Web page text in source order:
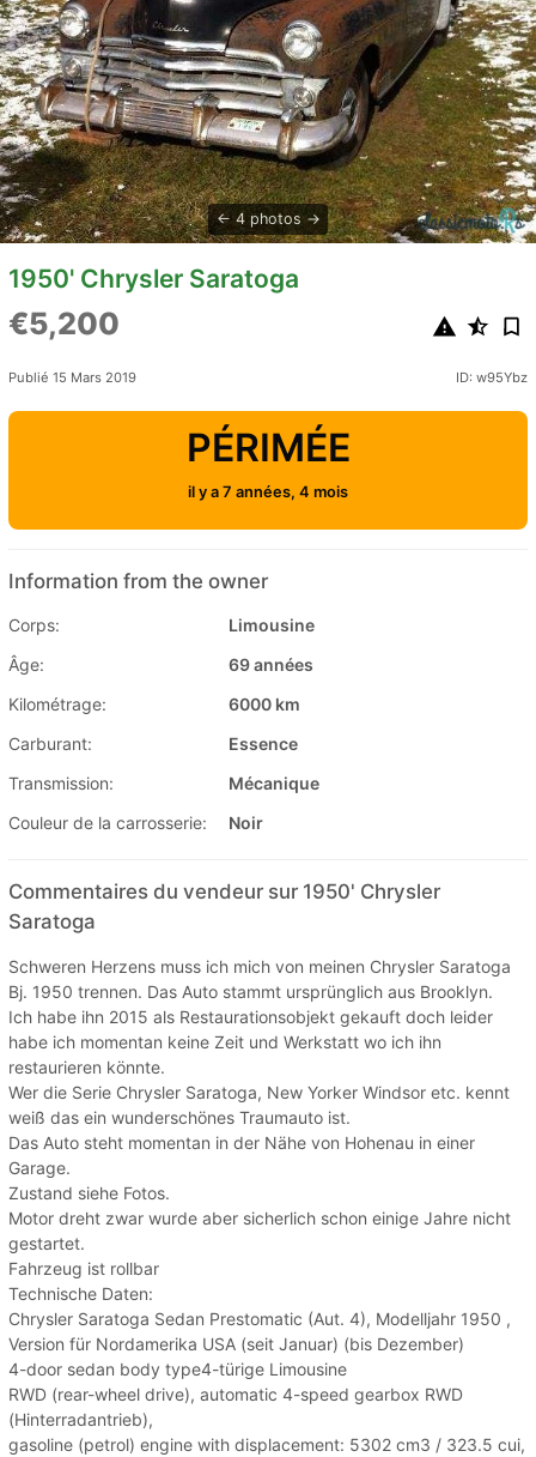
4 photos
1950' Chrysler Saratoga
€5,200
Publié 15 Mars 2019 ID: w95Ybz
PÉRIMÉE
il y a 7 années, 4 mois
Information from the owner
Corps:
Limousine
Âge:
69 années
Kilométrage:
6000 km
Carburant:
Essence
Transmission:
Mécanique
Couleur de la carrosserie:
Noir
Commentaires du vendeur sur 1950' Chrysler
Saratoga
Schweren Herzens muss ich mich von meinen Chrysler Saratoga
Bj. 1950 trennen. Das Auto stammt ursprünglich aus Brooklyn.
Ich habe ihn 2015 als Restaurationsobjekt gekauft doch leider
habe ich momentan keine Zeit und Werkstatt wo ich ihn
restaurieren könnte.
Wer die Serie Chrysler Saratoga, New Yorker Windsor etc. kennt
weiß das ein wunderschönes Traumauto ist.
Das Auto steht momentan in der Nähe von Hohenau in einer
Garage.
Zustand siehe Fotos.
Motor dreht zwar wurde aber sicherlich schon einige Jahre nicht
gestartet.
Fahrzeug ist rollbar
Technische Daten:
Chrysler Saratoga Sedan Prestomatic (Aut. 4), Modelljahr 1950 ,
Version für Nordamerika USA (seit Januar) (bis Dezember)
4-door sedan body type4-türige Limousine
RWD (rear-wheel drive), automatic 4-speed gearbox RWD
(Hinterradantrieb),
gasoline (petrol) engine with displacement: 5302 cm3 / 323.5 cui,